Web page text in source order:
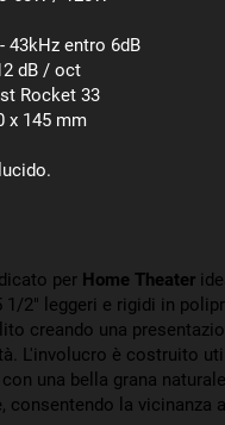
43kHz entro 6dB
dB / oct
Rocket 33
x 145 mm
per Home Theater
1/2" leggeri e rigidi in
creando una
L'involucro è costruito
una bella grana
consentendo la vicinanza